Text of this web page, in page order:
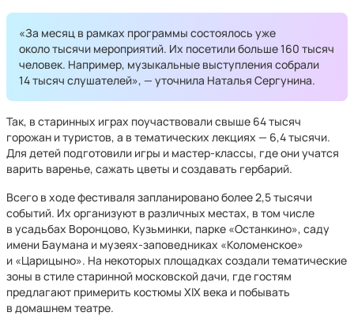
«За месяц в рамках программы состоялось уже
около тысячи мероприятий. Их посетили больше 160 тысяч
человек. Например, музыкальные выступления собрали
14 тысяч слушателей», — уточнила Наталья Сергунина.
Так, в старинных играх поучаствовали свыше 64 тысяч
горожан и туристов, а в тематических лекциях — 6,4 тысячи.
Для детей подготовили игры и мастер-классы, где они учатся
варить варенье, сажать цветы и создавать гербарий.
Всего в ходе фестиваля запланировано более 2,5 тысячи
событий. Их организуют в различных местах, в том числе
в усадьбах Воронцово, Кузьминки, парке «Останкино», саду
имени Баумана и музеях-заповедниках «Коломенское»
и «Царицыно». На некоторых площадках создали тематические
зоны в стиле старинной московской дачи, где гостям
предлагают примерить костюмы ХIX века и побывать
в домашнем театре.